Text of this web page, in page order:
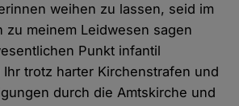
weihen zu lassen, seid im
zu meinem Leidwesen sagen
Punkt infantil
trotz harter Kirchenstrafen und
durch die Amtskirche und